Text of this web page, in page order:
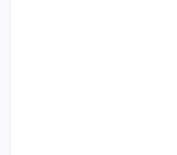
فراهم کرده و می‌توانید در هر
آن استفاده کنید.
پیچیده، این پمپ به راحتی
بود تا خودتان آن را